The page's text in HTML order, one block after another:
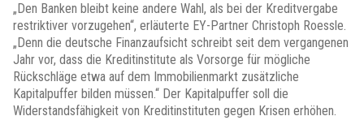
„Den Banken bleibt keine andere Wahl, als bei der Kreditvergabe
restriktiver vorzugehen“, erläuterte EY-Partner Christoph Roessle.
„Denn die deutsche Finanzaufsicht schreibt seit dem vergangenen
Jahr vor, dass die Kreditinstitute als Vorsorge für mögliche
Rückschläge etwa auf dem Immobilienmarkt zusätzliche
Kapitalpuffer bilden müssen.“ Der Kapitalpuffer soll die
Widerstandsfähigkeit von Kreditinstituten gegen Krisen erhöhen.